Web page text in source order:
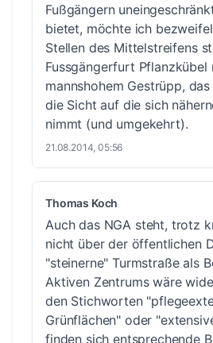
Fußgängern
bietet, möchte ich
Stellen des Mittelstreifens
Fussgängerfurt Pflanzkübel
mannshohem Gestrüpp,
die Sicht auf die sich
nimmt (und umgekehrt).
21.08.2014, 05:56
Thomas Koch
Auch das NGA steht, trotz
nicht über der öffentlichen
"steinerne" Turmstraße als
Aktiven Zentrums wäre
den Stichworten
Grünflächen" oder
finden sich entsprechende